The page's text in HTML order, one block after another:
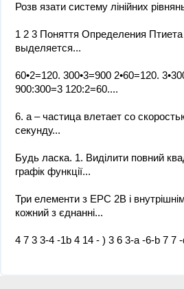
Розв язати систему лінійних
1 2 3 Поняття Определения
выделяется...
60•2=120. 300•3=900 2•60=120.
900:300=3 120:2=60....
6. а – частица влетает со
секунду...
Будь ласка. 1. Виділити повний
графік функції...
Три елементи з ЕРС 2В і
кожний з єднанні...
4 7 3 3-4 -1b 4 14 - ) 3 6 3-a -6-b 7 7